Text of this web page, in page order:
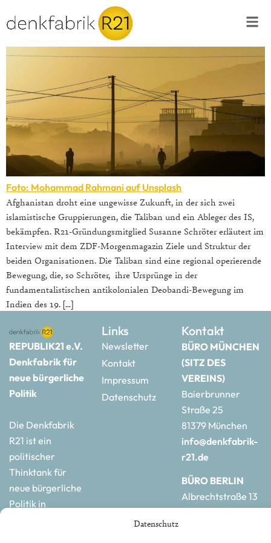
Datenschutz
Foto: Mohammad Rahmani auf Unsplash
Afghanistan droht eine ungewisse Zukunft, in der sich zwei
islamistische Gruppierungen, die Taliban und ein Ableger des IS,
bekämpfen. R21-Gründungsmitglied Susanne Schröter erläutert im
Interview mit dem ZDF-Morgenmagazin Ziele und Struktur der
beiden Organisationen. Die Taliban sind eine regional operierende
Bewegung, die, so Schröter, ihre Ursprünge in der
fundamentalistischen antikolonialen Deobandi-Bewegung im
Indien des 19. […]
REPUBLIK21 e.V.
Denkfabrik für
neue bürgerliche
Politik
Die Denkfabrik
R21 ist ein
politischer
Thinktank für
neue bürgerliche
Politik in
Links
Newsletter
Kontakt
Impressum
Datenschutz
Kontakt
BÜRO MÜNCHEN
(SITZ DES
VEREINS)
Baierbrunner
Straße 25
81379 München
info@denkfabrik-
r21.de
BÜRO BERLIN
Albrechtstraße 13